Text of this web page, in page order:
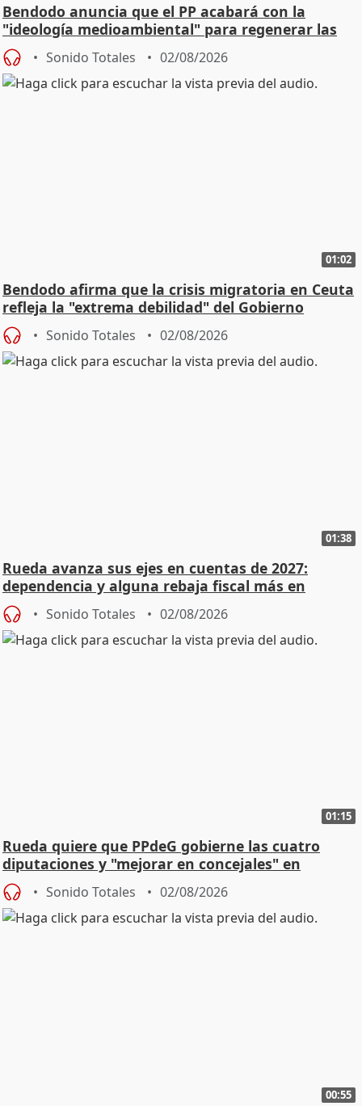
Bendodo anuncia que el PP acabará con la
"ideología medioambiental" para regenerar las
playas
Sonido Totales 02/08/2026
01:02
Bendodo afirma que la crisis migratoria en Ceuta
refleja la "extrema debilidad" del Gobierno
Sonido Totales 02/08/2026
01:38
Rueda avanza sus ejes en cuentas de 2027:
dependencia y alguna rebaja fiscal más en
vivienda
Sonido Totales 02/08/2026
01:15
Rueda quiere que PPdeG gobierne las cuatro
diputaciones y "mejorar en concejales" en
ciudades
Sonido Totales 02/08/2026
00:55